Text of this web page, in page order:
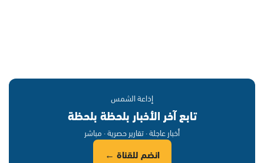
إذاعة الشمس
تابع آخر الأخبار بلحظة بلحظة
أخبار عاجلة · تقارير حصرية · مباشر
انضم للقناة ←